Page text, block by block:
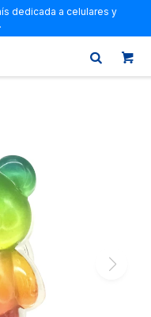
dedicada a celulares y